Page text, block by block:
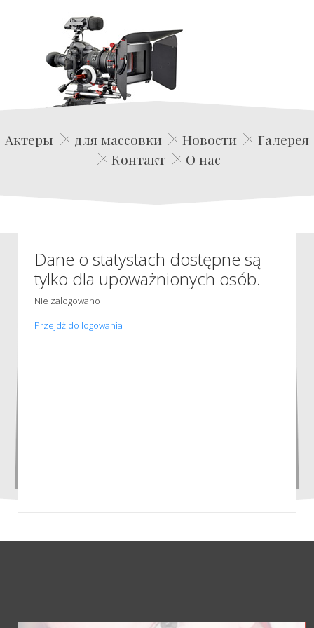
Edwin Film Agencja Aktorska
Актеры для массовки Новости
Галерея
Контакт
О нас
Dane o statystach dostępne są
tylko dla upoważnionych osób.
Nie zalogowano
Przejdź do logowania